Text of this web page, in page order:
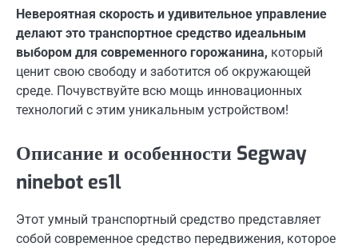
Невероятная скорость и удивительное управление
делают это транспортное средство идеальным
выбором для современного горожанина, который
ценит свою свободу и заботится об окружающей
среде. Почувствуйте всю мощь инновационных
технологий с этим уникальным устройством!
Описание и особенности Segway
ninebot es1l
Этот умный транспортный средство представляет
собой современное средство передвижения, которое